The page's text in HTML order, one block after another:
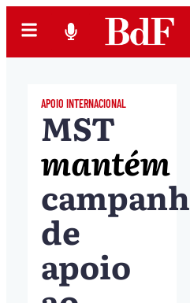
APOIO INTERNACIONAL
MST
mantém
campanha
de
apoio